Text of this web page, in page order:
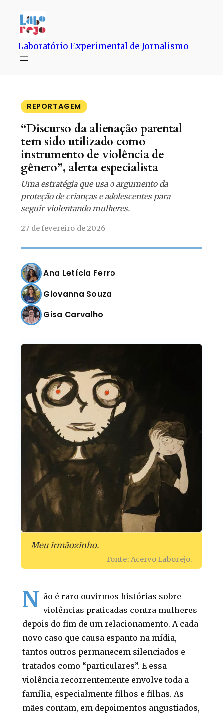
conteúdo
Laboratório Experimental de Jornalismo
REPORTAGEM
“Discurso da alienação parental
tem sido utilizado como
instrumento de violência de
gênero”, alerta especialista
Uma estratégia que usa o argumento da
proteção de crianças e adolescentes para
seguir violentando mulheres.
27 de fevereiro de 2026
Ana Letícia Ferro
Giovanna Souza
Gisa Carvalho
Meu irmãozinho.
Fonte: Acervo Laborejo.
N ão é raro ouvirmos histórias sobre
violências praticadas contra mulheres
depois do fim de um relacionamento. A cada
novo caso que causa espanto na mídia,
tantos outros permanecem silenciados e
tratados como “particulares”. E essa
violência recorrentemente envolve toda a
família, especialmente filhos e filhas. As
mães contam, em depoimentos angustiados,